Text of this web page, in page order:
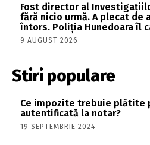
Fost director al
fără nicio urmă. A plecat de
întors. Poliția Hunedoara îl
9 AUGUST 2026
Stiri populare
Ce impozite trebuie plătite
autentificată la notar?
19 SEPTEMBRIE 2024